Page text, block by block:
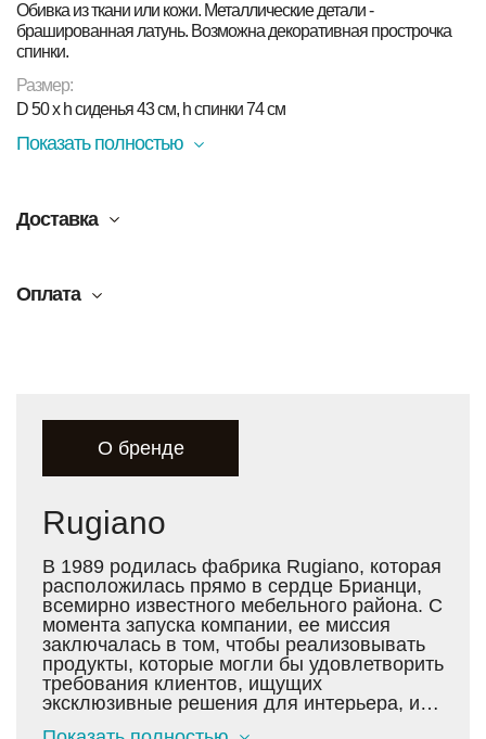
Обивка из ткани или кожи. Металлические детали -
брашированная латунь. Возможна декоративная прострочка
спинки.
Размер:
D 50 x h сиденья 43 см, h спинки 74 см
Показать полностью
Доставка
Оплата
О бренде
Rugiano
В 1989 родилась фабрика Rugiano, которая
расположилась прямо в сердце Брианци,
всемирно известного мебельного района. С
момента запуска компании, ее миссия
заключалась в том, чтобы реализовывать
продукты, которые могли бы удовлетворить
требования клиентов, ищущих
эксклюзивные решения для интерьера, и